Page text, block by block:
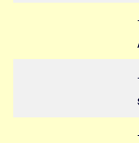
Økonomi
Skatter og afgifter